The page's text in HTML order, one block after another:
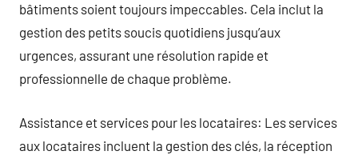
bâtiments soient toujours impeccables. Cela inclut la
gestion des petits soucis quotidiens jusqu’aux
urgences, assurant une résolution rapide et
professionnelle de chaque problème.
Assistance et services pour les locataires: Les services
aux locataires incluent la gestion des clés, la réception